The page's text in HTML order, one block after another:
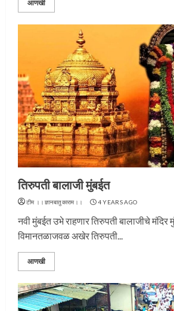
आणखी
तिरुपती बालाजी मुंबईत
टीम ।।ज्ञानबातुकाराम।। 4 YEARS AGO
नवी मुंबईत उभे राहणार तिरुपती बालाजीचे मंदिर
विमानतळाजवळ अखेर तिरुपती...
आणखी